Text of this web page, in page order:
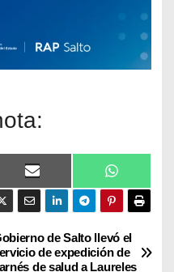
E
m
i
W
h
t
A
p
p
de Salto llevó el
de expedición de
de salud a Laureles